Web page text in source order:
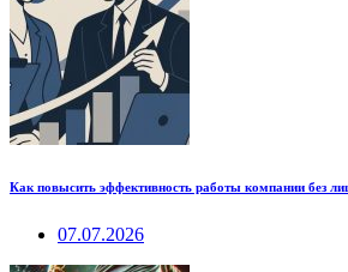
Как повысить эффективность работы компании без
07.07.2026